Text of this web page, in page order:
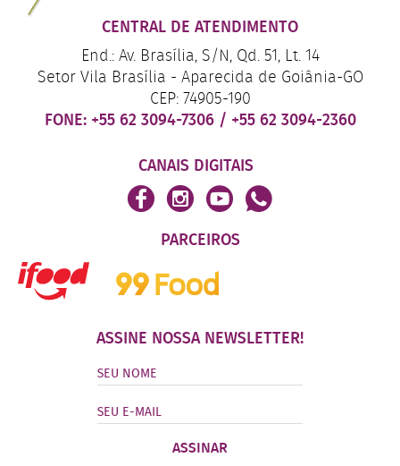
CENTRAL DE ATENDIMENTO
End.: Av. Brasília, S/N, Qd. 51, Lt. 14
Setor Vila Brasília - Aparecida de Goiânia-GO
CEP: 74905-190
FONE: +55 62 3094-7306 / +55 62 3094-2360
CANAIS DIGITAIS
PARCEIROS
ASSINE NOSSA NEWSLETTER!